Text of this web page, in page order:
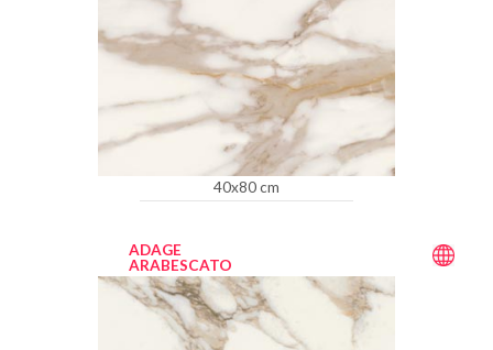
40x80 cm
ADAGE
ARABESCATO